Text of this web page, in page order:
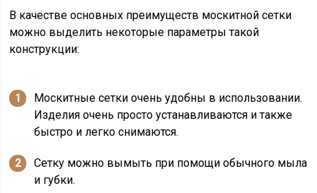
В качестве основных преимуществ москитной сетки
можно выделить некоторые параметры такой
конструкции:
Москитные сетки очень удобны в использовании.
Изделия очень просто устанавливаются и также
быстро и легко снимаются.
Сетку можно вымыть при помощи обычного мыла
и губки.